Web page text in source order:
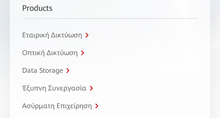
Products
Εταιρική Δικτύωση
Οπτική Δικτύωση
Data Storage
Έξυπνη Συνεργασία
Ασύρματη Επιχείρηση